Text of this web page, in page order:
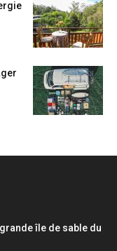
île de sable du